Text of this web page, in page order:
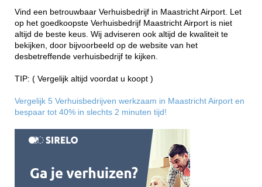
Vind een betrouwbaar Verhuisbedrijf in Maastricht Airport. Let
op het goedkoopste Verhuisbedrijf Maastricht Airport is niet
altijd de beste keus. Wij adviseren ook altijd de kwaliteit te
bekijken, door bijvoorbeeld op de website van het
desbetreffende verhuisbedrijf te kijken.
TIP: ( Vergelijk altijd voordat u koopt )
Vergelijk 5 Verhuisbedrijven werkzaam in Maastricht Airport en
bespaar tot 40% in slechts 2 minuten tijd!